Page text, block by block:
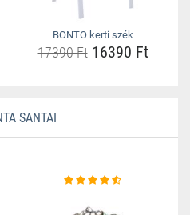
BONTO kerti szék
17390 Ft16390 Ft
SANTAI